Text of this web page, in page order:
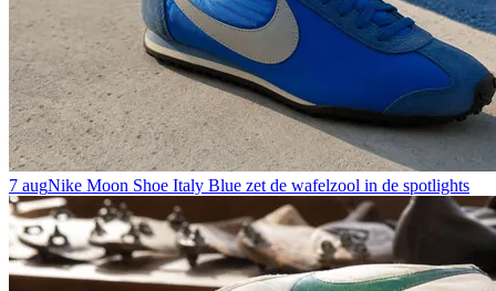
7 augNike Moon Shoe Italy Blue zet de wafelzool in de spotlights